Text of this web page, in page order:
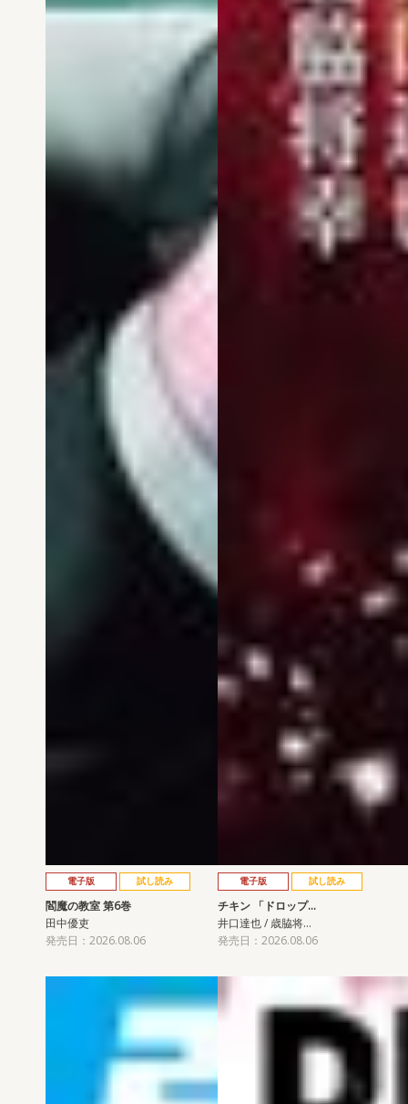
電子版 試し読み
閻魔の教室 第6巻
田中優吏
発売日：2026.08.06
電子版 試し読み
チキン 「ドロップ…
井口達也 / 歳脇将…
発売日：2026.08.06